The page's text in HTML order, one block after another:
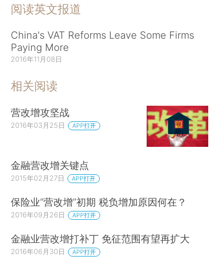
阅读英文报道
China's VAT Reforms Leave Some Firms
Paying More
2016年11月08日
相关阅读
营改增攻坚战
2016年03月25日 APP打开
金融营改增关键点
2015年02月27日 APP打开
保险业“营改增”初期 税负增加原因何在？
2016年09月26日 APP打开
金融业营改增打补丁 免征范围有望再扩大
2016年06月30日 APP打开